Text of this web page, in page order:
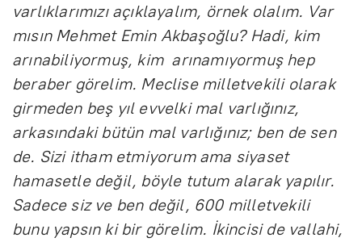
varlıklarımızı açıklayalım, örnek olalım. Var
mısın Mehmet Emin Akbaşoğlu? Hadi, kim
arınabiliyormuş, kim arınamıyormuş hep
beraber görelim. Meclise milletvekili olarak
girmeden beş yıl evvelki mal varlığınız,
arkasındaki bütün mal varlığınız; ben de sen
de. Sizi itham etmiyorum ama siyaset
hamasetle değil, böyle tutum alarak yapılır.
Sadece siz ve ben değil, 600 milletvekili
bunu yapsın ki bir görelim. İkincisi de vallahi,